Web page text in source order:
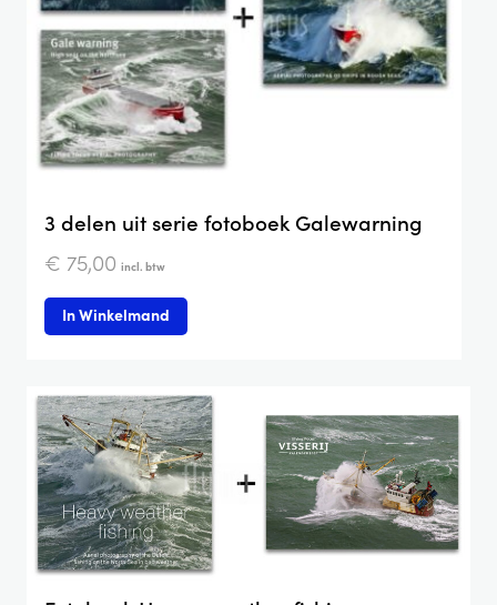
3 delen uit serie fotoboek Galewarning
€ 75,00 incl. btw
In Winkelmand